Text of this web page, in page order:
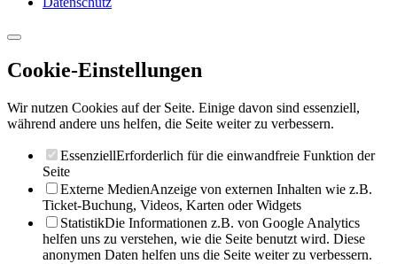
Cookie-Einstellungen
Wir nutzen Cookies auf der Seite. Einige davon sind essenziell,
während andere uns helfen, die Seite weiter zu verbessern.
EssenziellErforderlich für die einwandfreie Funktion der
Seite
Externe MedienAnzeige von externen Inhalten wie z.B.
Ticket-Buchung, Videos, Karten oder Widgets
StatistikDie Informationen z.B. von Google Analytics
helfen uns zu verstehen, wie die Seite benutzt wird. Diese
anonymen Daten helfen uns die Seite weiter zu verbessern.